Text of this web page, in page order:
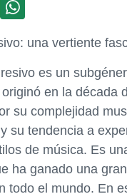
una vertiente
es un
en la década
su complejidad
su tendencia a
de música. Es
ha ganado una
todo el mundo. En